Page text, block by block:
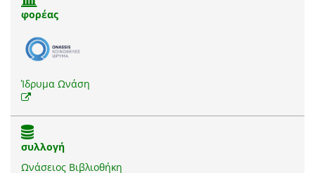
φορέας
Ίδρυμα Ωνάση
συλλογή
Ωνάσειος Βιβλιοθήκη